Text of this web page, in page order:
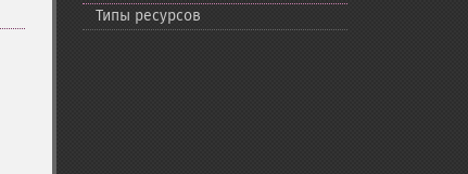
Типы ресурсов